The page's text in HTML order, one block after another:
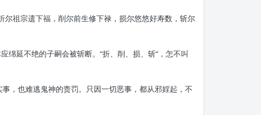
祖宗遗下福，削尔前生修下禄，损尔悠悠好寿数，斩尔
延不绝的子嗣会被斩断。“折、削、损、斩”，怎不叫
，也难逃鬼神的责罚。只因一切恶事，都从邪婬起，不